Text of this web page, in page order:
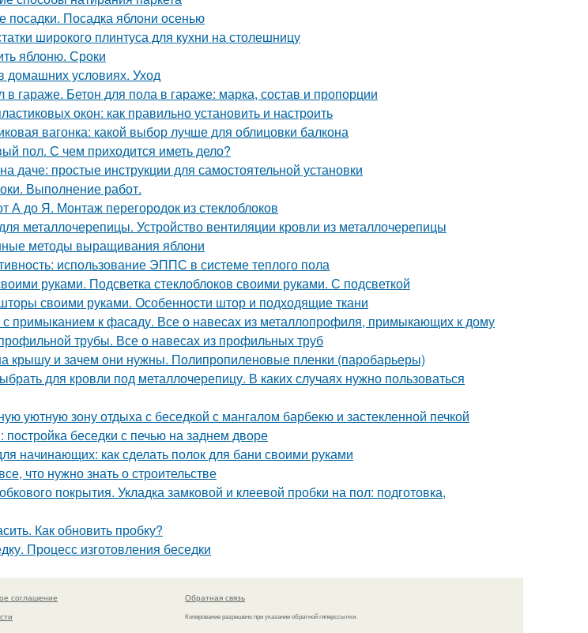
посадки. Посадка яблони осенью
широкого плинтуса для кухни на столешницу
яблоню. Сроки
условиях. Уход
в гараже. Бетон для пола в гараже: марка, состав и пропорции
окон: как правильно установить и настроить
вагонка: какой выбор лучше для облицовки балкона
пол. С чем приходится иметь дело?
даче: простые инструкции для самостоятельной установки
Выполнение работ.
А до Я. Монтаж перегородок из стеклоблоков
металлочерепицы. Устройство вентиляции кровли из металлочерепицы
методы выращивания яблони
использование ЭППС в системе теплого пола
руками. Подсветка стеклоблоков своими руками. С подсветкой
своими руками. Особенности штор и подходящие ткани
примыканием к фасаду. Все о навесах из металлопрофиля, примыкающих к дому
трубы. Все о навесах из профильных труб
крышу и зачем они нужны. Полипропиленовые пленки (паробарьеры)
для кровли под металлочерепицу. В каких случаях нужно пользоваться
уютную зону отдыха с беседкой с мангалом барбекю и застекленной печкой
беседки с печью на заднем дворе
начинающих: как сделать полок для бани своими руками
что нужно знать о строительстве
покрытия. Укладка замковой и клеевой пробки на пол: подготовка,
Как обновить пробку?
Процесс изготовления беседки
соглашение
Обратная связь
Копирование разрешено при указании обратной гиперссылки.